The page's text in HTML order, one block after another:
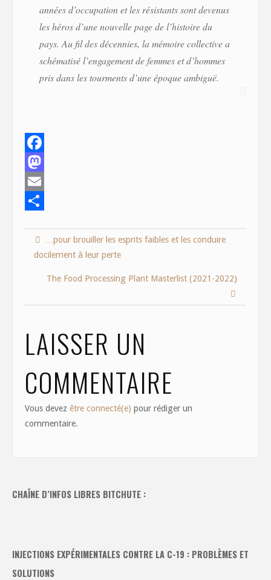
années d’occupation et les résistants sont devenus
les héros d’une nouvelle page de l’histoire du
pays. Au fil des décennies, la mémoire collective a
schématisé l’engagement de femmes et d’hommes
pris dans les tourments d’une époque ambiguë.
F
a
c
M
aE
…pour brouiller les esprits faibles et les conduire
docilement à leur perte
The Food Processing Plant Masterlist (2021-2022)
LAISSER UN
COMMENTAIRE
Vous devezêtre connecté(e) pour rédiger un
commentaire.
CHAÎNE D’INFOS LIBRES BITCHUTE :
INJECTIONS EXPÉRIMENTALES CONTRE LA C-19 : PROBLÈMES ET
SOLUTIONS